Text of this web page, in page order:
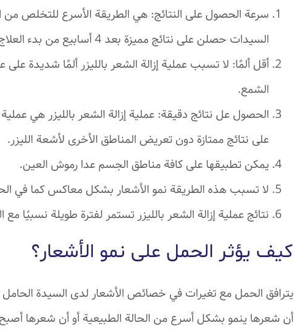
سرعة الحصول على النتائج: هي الطريقة الأسرع للتخلص
السيدات حصلن على نتائج مميزة بعد 4 أسابيع من بدء العلاج.
أقل ألمًا: لا تسبب عملية إزالة الشعر بالليزر ألمًا شديدة
الشمع.
الحصول عل نتائج دقيقة: عملية إزالة الشعر بالليزر هي
على نتائج ممتازة دون تعريض المناطق الأخرى لأشعة الليزر.
يمكن تطبيقها على كافة مناطق الجسم عدا رموش العين.
لا تسبب هذه الطريقة نمو الأشعار بشكل معاكس كما في
نتائج عملية إزالة الشعر بالليزر تستمر لفترة طويلة نسبيًا
كيف يؤثر الحمل على نمو الأشعار؟
يترافق الحمل مع تغيرات في خصائص الأشعار لدى السيدة
أن شعرها ينمو بشكل أسرع من الحالة الطبيعية أو أن شعرها أصبح